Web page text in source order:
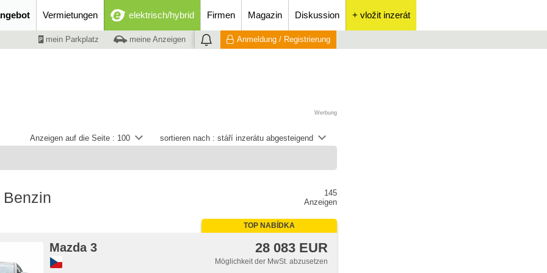
Vermietungen elektrisch/hybrid Firmen Magazin Diskussion + vložit inzerát
mein Parkplatz meine Anzeigen Anmeldung / Registrierung
Werbung
sortieren nach : stáří inzerátu abgesteigend
Anzeigen auf die Seite : 100
145
Anzeigen
TOP NABÍDKA
Mazda 3 28 083 EUR
Möglichkeit der MwSt. abzusetzen